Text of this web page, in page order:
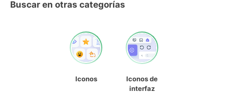
Buscar en otras categorías
Iconos
Iconos de
interfaz